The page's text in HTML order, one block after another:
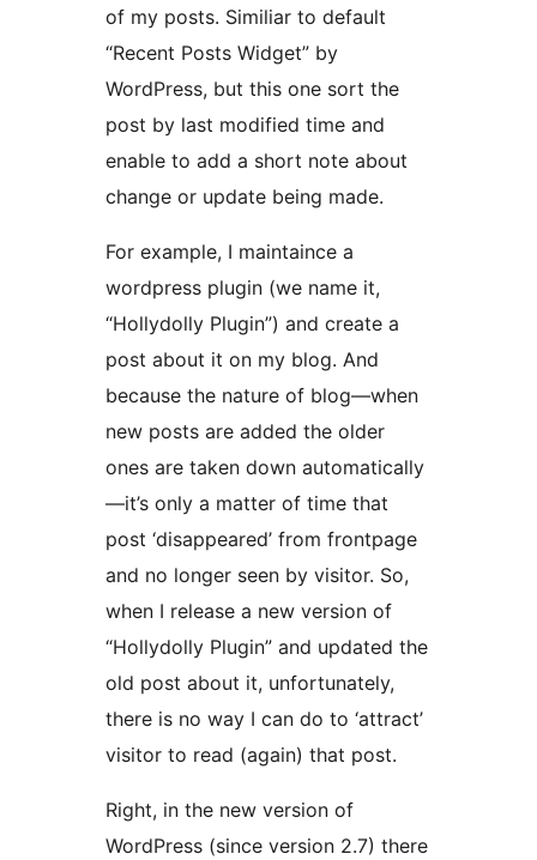
of my posts. Similiar to default
“Recent Posts Widget” by
WordPress, but this one sort the
post by last modified time and
enable to add a short note about
change or update being made.
For example, I maintaince a
wordpress plugin (we name it,
“Hollydolly Plugin”) and create a
post about it on my blog. And
because the nature of blog—when
new posts are added the older
ones are taken down automatically
—it’s only a matter of time that
post ‘disappeared’ from frontpage
and no longer seen by visitor. So,
when I release a new version of
“Hollydolly Plugin” and updated the
old post about it, unfortunately,
there is no way I can do to ‘attract’
visitor to read (again) that post.
Right, in the new version of
WordPress (since version 2.7) there